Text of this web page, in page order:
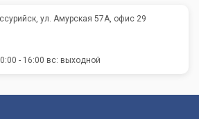
ул. Амурская 57А, офис 29
- 16:00 вс: выходной